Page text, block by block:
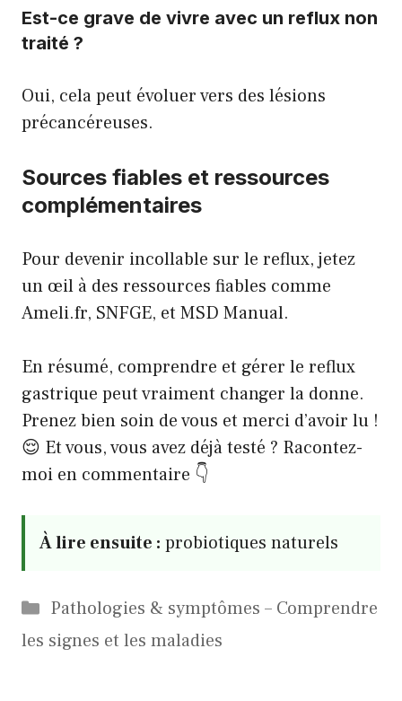
Est-ce grave de vivre avec un reflux non
traité ?
Oui, cela peut évoluer vers des lésions
précancéreuses.
Sources fiables et ressources
complémentaires
Pour devenir incollable sur le reflux, jetez
un œil à des ressources fiables comme
Ameli.fr, SNFGE, et MSD Manual.
En résumé, comprendre et gérer le reflux
gastrique peut vraiment changer la donne.
Prenez bien soin de vous et merci d’avoir lu !
😌 Et vous, vous avez déjà testé ? Racontez-
moi en commentaire 👇
À lire ensuite : probiotiques naturels
Catégories
Pathologies & symptômes – Comprendre
les signes et les maladies